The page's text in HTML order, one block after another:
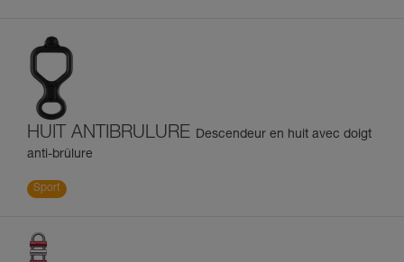
HUIT ANTIBRULURE Descendeur en huit avec doigt
anti-brûlure
Sport